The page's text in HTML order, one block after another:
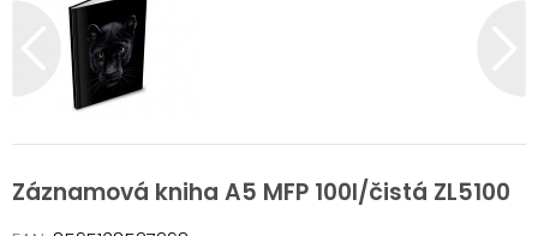
Záznamová kniha A5 MFP 100l/čistá ZL5100